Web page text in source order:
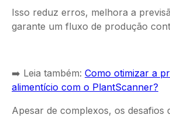
Isso reduz erros, melhora a
garante um fluxo de produção
➡️ Leia também: Como otimizar a
alimentício com o PlantScanner?
Apesar de complexos, os desafios